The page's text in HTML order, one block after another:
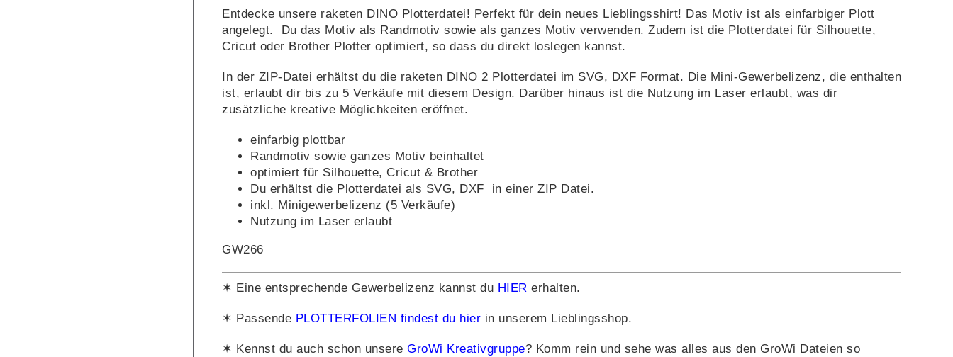
Entdecke unsere raketen DINO Plotterdatei! Perfekt für dein neues Lieblingsshirt! Das Motiv ist als einfarbiger Plott
angelegt. Du das Motiv als Randmotiv sowie als ganzes Motiv verwenden. Zudem ist die Plotterdatei für Silhouette,
Cricut oder Brother Plotter optimiert, so dass du direkt loslegen kannst.
In der ZIP-Datei erhältst du die raketen DINO 2 Plotterdatei im SVG, DXF Format. Die Mini-Gewerbelizenz, die enthalten
ist, erlaubt dir bis zu 5 Verkäufe mit diesem Design. Darüber hinaus ist die Nutzung im Laser erlaubt, was dir
zusätzliche kreative Möglichkeiten eröffnet.
einfarbig plottbar
Randmotiv sowie ganzes Motiv beinhaltet
optimiert für Silhouette, Cricut & Brother
Du erhältst die Plotterdatei als SVG, DXF in einer ZIP Datei.
inkl. Minigewerbelizenz (5 Verkäufe)
Nutzung im Laser erlaubt
GW266
✶ Eine entsprechende Gewerbelizenz kannst du HIER erhalten.
✶ Passende PLOTTERFOLIEN findest du hier in unserem Lieblingsshop.
✶ Kennst du auch schon unsere GroWi Kreativgruppe? Komm rein und sehe was alles aus den GroWi Dateien so